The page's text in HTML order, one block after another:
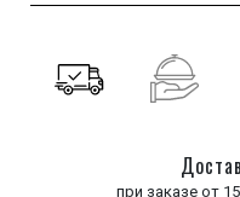
при заказе от